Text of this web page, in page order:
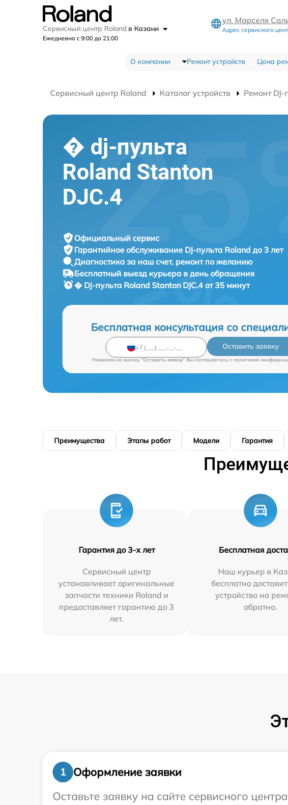
Сервисный центр Roland в Казани
Ежедневно с 9:00 до 21:00
ул. Марселя
Адрес сервисного
О компании Ремонт устройств Цена
Сервисный центр Roland Каталог устройств Ремонт DJ-
� dj-пульта
Roland Stanton
DJC.4
Официальный сервис
Гарантийное обслуживание DJ-пульта Roland до 3 лет
Диагностика за наш счет, ремонт по желанию
Бесплатный выезд курьера в день обращения
� DJ-пульта Roland Stanton DJC.4 от 35 минут
Бесплатная консультация со
Оставить заявку
Нажимая на кнопку "Оставить заявку" Вы соглашаетесь c политикой
Преимущества Этапы работ Модели Гарантия
Гарантия до 3-х лет
Сервисный центр
устанавливает оригинальные
запчасти техники Roland и
предоставляет гарантию до 3
лет.
Бесплатная
Наш курьер в
бесплатно
устройство на
обратно.
1
Оформление заявки
Оставьте заявку на сайте сервисного